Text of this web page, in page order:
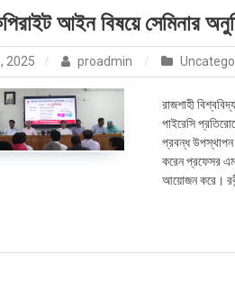
আইন বিষয়ে সেমিনার
2025 proadmin
রাজশাহী
পাইরেসি
প্রবন্ধ উপস্থাপন
করেন প্রফেসর এম
আয়োজন করে।